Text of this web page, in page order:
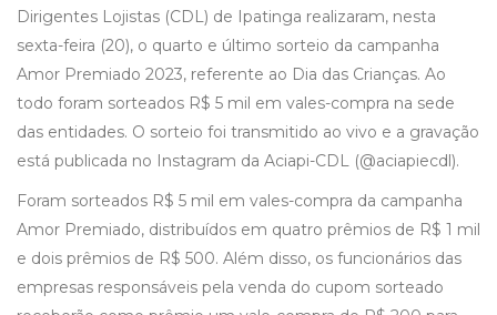
Dirigentes Lojistas (CDL) de Ipatinga realizaram, nesta
sexta-feira (20), o quarto e último sorteio da campanha
Amor Premiado 2023, referente ao Dia das Crianças. Ao
todo foram sorteados R$ 5 mil em vales-compra na sede
das entidades. O sorteio foi transmitido ao vivo e a gravação
está publicada no Instagram da Aciapi-CDL (@aciapiecdl).
Foram sorteados R$ 5 mil em vales-compra da campanha
Amor Premiado, distribuídos em quatro prêmios de R$ 1 mil
e dois prêmios de R$ 500. Além disso, os funcionários das
empresas responsáveis pela venda do cupom sorteado